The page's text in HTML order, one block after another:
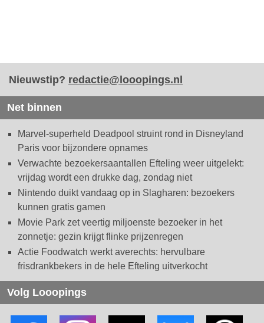
Nieuwstip? redactie@looopings.nl
Net binnen
Marvel-superheld Deadpool struint rond in Disneyland
Paris voor bijzondere opnames
Verwachte bezoekersaantallen Efteling weer uitgelekt:
vrijdag wordt een drukke dag, zondag niet
Nintendo duikt vandaag op in Slagharen: bezoekers
kunnen gratis gamen
Movie Park zet veertig miljoenste bezoeker in het
zonnetje: gezin krijgt flinke prijzenregen
Actie Foodwatch werkt averechts: hervulbare
frisdrankbekers in de hele Efteling uitverkocht
Volg Looopings